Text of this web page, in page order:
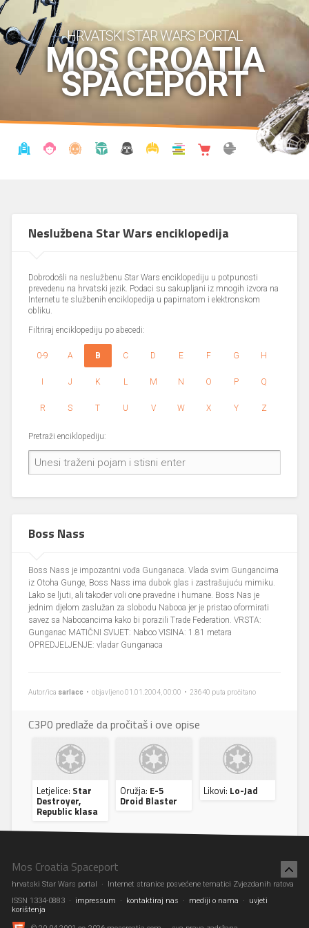
HRVATSKI STAR WARS PORTAL
MOS CROATIA
SPACEPORT
Neslužbena Star Wars enciklopedija
Dobrodošli na neslužbenu Star Wars enciklopediju u potpunosti
prevedenu na hrvatski jezik. Podaci su sakupljani iz mnogih izvora na
Internetu te službenih enciklopedija u papirnatom i elektronskom
obliku.
Filtriraj enciklopediju po abecedi:
0-9 A B C D E F G H
I J K L M N O P Q
R S T U V W X Y Z
Pretraži enciklopediju:
Boss Nass
Boss Nass je impozantni vođa Gunganaca. Vlada svim Gungancima
iz Otoha Gunge, Boss Nass ima dubok glas i zastrašujuću mimiku.
Lako se ljuti, ali također voli one pravedne i humane. Boss Nas je
jednim djelom zaslužan za slobodu Nabooa jer je pristao oformirati
savez sa Nabooancima kako bi porazili Trade Federation. VRSTA:
Gunganac MATIČNI SVIJET: Naboo VISINA: 1.81 metara
OPREDJELJENJE: vladar Gunganaca
Autor/ica sarlacc • objavljeno 01.01.2004, 00:00 • 23640 puta pročitano
C3P0 predlaže da pročitaš i ove opise
Letjelice: Star
Destroyer,
Republic klasa
Oružja: E-5
Droid Blaster
Likovi: Lo-Jad
Mos Croatia Spaceport
hrvatski Star Wars portal · Internet stranice posvećene tematici Zvjezdanih ratova
ISSN 1334-0883 ·
impressum · kontaktiraj nas · mediji o nama ·
uvjeti
korištenja